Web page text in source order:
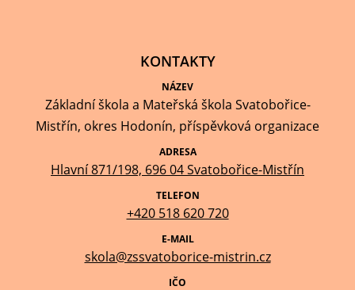
KONTAKTY
NÁZEV
Základní škola a Mateřská škola Svatobořice-
Mistřín, okres Hodonín, příspěvková organizace
ADRESA
Hlavní 871/198, 696 04 Svatobořice-Mistřín
TELEFON
+420 518 620 720
E-MAIL
skola@zssvatoborice-mistrin.cz
IČO